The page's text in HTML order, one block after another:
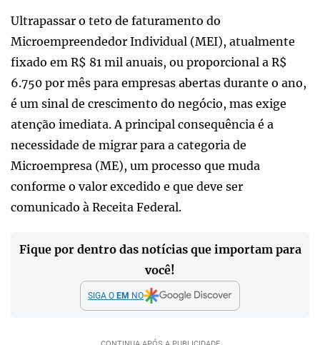
Ultrapassar o teto de faturamento do
Microempreendedor Individual (MEI), atualmente
fixado em R$ 81 mil anuais, ou proporcional a R$
6.750 por mês para empresas abertas durante o ano,
é um sinal de crescimento do negócio, mas exige
atenção imediata. A principal consequência é a
necessidade de migrar para a categoria de
Microempresa (ME), um processo que muda
conforme o valor excedido e que deve ser
comunicado à Receita Federal.
Fique por dentro das notícias que importam para
você!
SIGA O EM NO